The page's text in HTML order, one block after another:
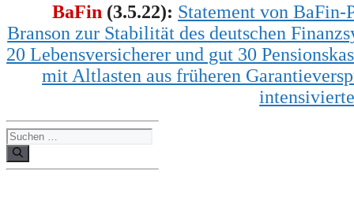
BaFin (3.5.22): Statement von BaFin-
Branson zur Stabilität des deutschen
20 Lebensversicherer und gut 30
mit Altlasten aus früheren
Suchen
nach: